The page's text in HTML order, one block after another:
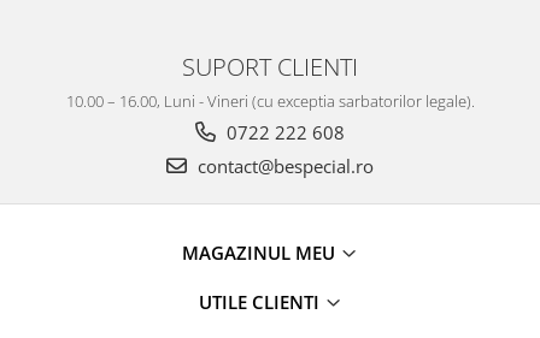
SUPORT CLIENTI
10.00 – 16.00, Luni - Vineri (cu exceptia sarbatorilor legale).
0722 222 608
contact@bespecial.ro
MAGAZINUL MEU
UTILE CLIENTI